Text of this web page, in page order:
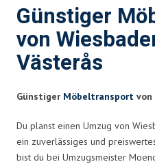
Günstiger
von
Västerås
Günstiger Möbeltransport von
Du planst einen Umzug von
ein zuverlässiges und
bist du bei Umzugsmeister